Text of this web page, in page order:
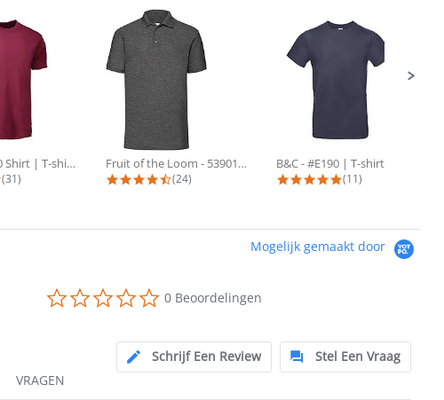
ID-LINE 0510 Shirt | T-shirts met...
4.4 star rating
(31)
Fruit of the Loom - 53901 Poloshirt...
4.3 star rating
(24) 4.8 star rating
(11)
Mogelijk gemaakt door
0.0
star
0 Beoordelingen
Schrijf Een Review
Stel Een Vraag
VRAGEN